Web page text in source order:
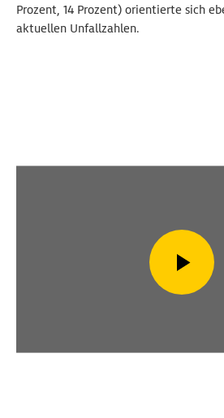
Prozent, 14 Prozent) orientierte sich
aktuellen Unfallzahlen.